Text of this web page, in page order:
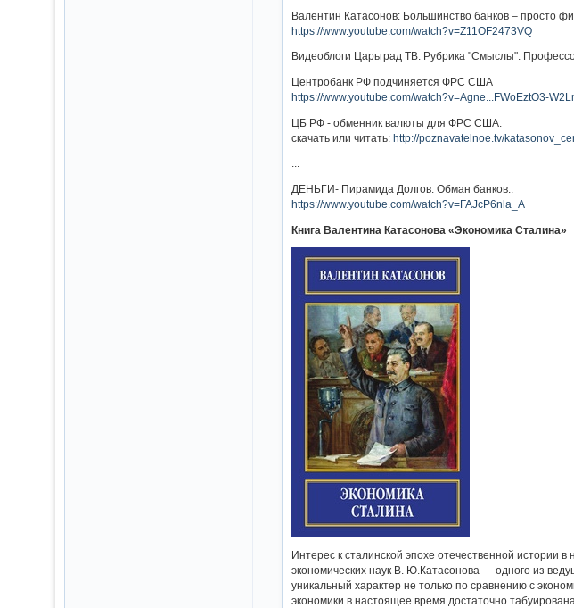
Валентин Катасонов: Большинство банков – просто
https://www.youtube.com/watch?v=Z11OF2473VQ
Видеоблоги Царьград ТВ. Рубрика "Смыслы".
Центробанк РФ подчиняется ФРС США
https://www.youtube.com/watch?v=Agne...FWoEztO3-
ЦБ РФ - обменник валюты для ФРС США.
скачать или читать:http://poznavatelnoe.tv/
ДЕНЬГИ- Пирамида Долгов. Обман банков..
https://www.youtube.com/watch?v=FAJcP6nla_A
Книга Валентина Катасонова «Экономика Сталина»
Интерес к сталинской эпохе отечественной истории
экономических наук В. Ю.Катасонова — одного из
уникальный характер не только по сравнению с
экономики в настоящее время достаточно